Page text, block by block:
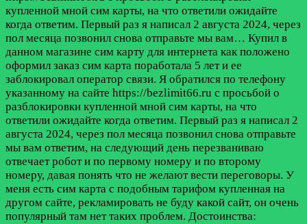
купленной мной сим карты, на что ответили ожидайте
когда ответим. Первый раз я написал 2 августа 2024, через
пол месяца позвонил снова отправьте мы вам… Купил в
данном магазине сим карту для интернета как положено
оформил заказ сим карта поработала 5 лет и ее
заблокировал оператор связи. Я обратился по телефону
указанному на сайте https://bezlimit66.ru с просьбой о
разблокировки купленной мной сим карты, на что
ответили ожидайте когда ответим. Первый раз я написал 2
августа 2024, через пол месяца позвонил снова отправьте
мы вам ответим, на следующий день перезваниваю
отвечает робот и по первому номеру и по второму
номеру, давая понять что не желают вести переговоры. У
меня есть сим карта с подобным тарифом купленная на
другом сайте, рекламировать не буду какой сайт, он очень
популярный там нет таких проблем. Достоинства: